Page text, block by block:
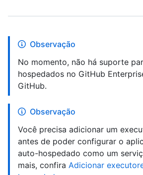
Observação
No momento, não há suporte
hospedados no GitHub
GitHub.
Observação
Você precisa adicionar um
antes de poder configurar o
auto-hospedado como um
mais, confira Adicionar